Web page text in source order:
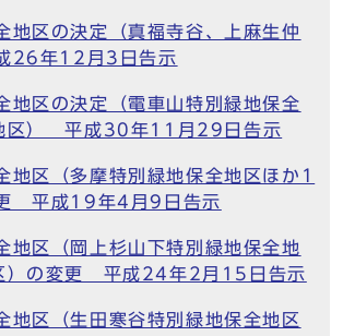
地区の決定（真福寺谷、上麻生仲
26年12月3日告示
地区の決定（電車山特別緑地保全
区） 平成30年11月29日告示
地区（多摩特別緑地保全地区ほか1
平成19年4月9日告示
地区（岡上杉山下特別緑地保全地
）の変更 平成24年2月15日告示
地区（生田寒谷特別緑地保全地区